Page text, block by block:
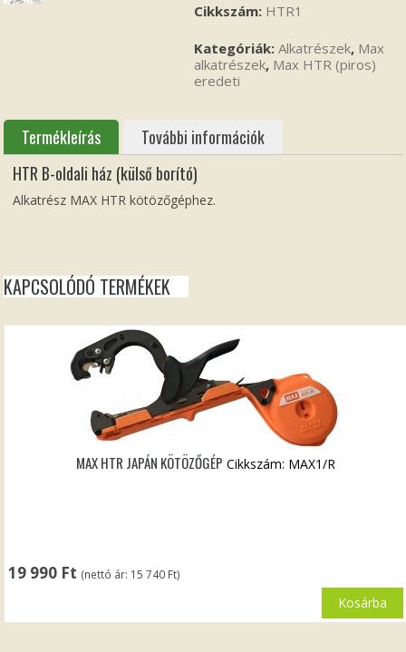
Cikkszám: HTR1
Kategóriák:Alkatrészek, Max
alkatrészek, Max HTR (piros)
eredeti
Termékleírás
További információk
HTR B-oldali ház (külső borító)
Alkatrész MAX HTR kötözőgéphez.
KAPCSOLÓDÓ TERMÉKEK
MAX HTR JAPÁN KÖTÖZŐGÉP
19 990 Ft (nettó ár: 15 740 Ft)
Cikkszám: MAX1/R
Kosárba